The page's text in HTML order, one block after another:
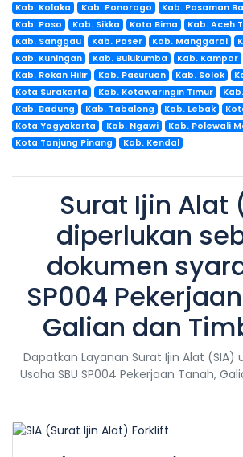
Kab. Kolaka
Kab. Ponorogo Kab. Pasaman
Kab. Poso
Kab. Sikka Kota Bima Kab. Aceh
Kab. Sanggau
Kab. Paser Kab. Manggarai
Kab. Kuningan
Kab. Bulukumba Kab. Kampar
Kab. Rokan Hilir
Kab. Pasuruan Kab. Solok
Kota Surakarta
Kab. Kotawaringin Timur
Kab. Badung
Kab. Tabalong Kab. Lebak
Kota Yogyakarta
Kab. Ngawi
Kab. Polewali
Kota Tanjung Pinang
Kab. Kendal
Surat Ijin Alat
diperlukan
dokumen
SP004
Galian dan
Dapatkan Layanan Surat Ijin Alat (SIA)
Usaha SBU SP004 Pekerjaan Tanah,